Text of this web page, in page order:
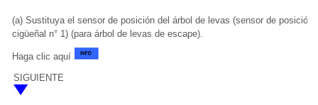
(a) Sustituya el sensor de posición del árbol de levas (sensor de posición
cigüeñal n° 1) (para árbol de levas de escape).
Haga clic aquí
SIGUIENTE